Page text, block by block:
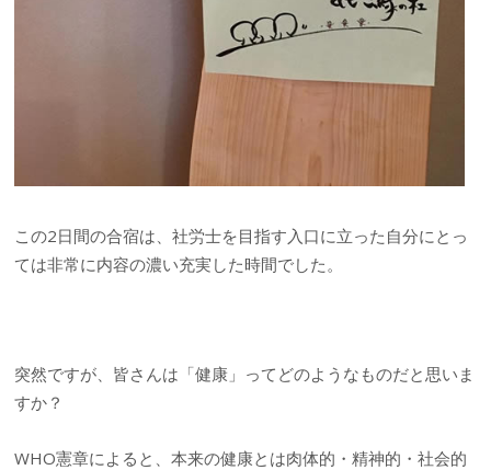
この2日間の合宿は、社労士を目指す入口に立った自分にとっ
ては非常に内容の濃い充実した時間でした。
突然ですが、皆さんは「健康」ってどのようなものだと思いま
すか？
WHO憲章によると、本来の健康とは肉体的・精神的・社会的